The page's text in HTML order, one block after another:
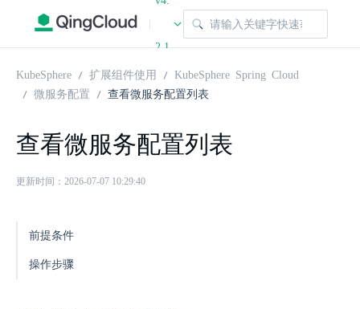
|
2.1
KubeSphere 扩展组件使用
KubeSphere Spring Cloud
微服务配置
查看微服务配置列表
查看微服务配置列表
更新时间：2026-07-07 10:29:40
前提条件
操作步骤